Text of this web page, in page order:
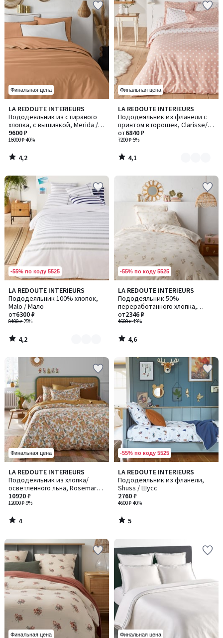
Финальная цена
LA REDOUTE INTERIEURS
Пододеяльник из стираного
хлопка, с вышивкой, Merida /
Мерида
16000 ₽-40%
9600 ₽
4,2
/ 5
4,2
/
Финальная цена
LA REDOUTE INTERIEURS
Пододеяльник из фланели с
принтом в горошек, Clarisse/
Кларисс
7200 ₽-5%
от6840 ₽
4,1
/ 5
Количество
цветов:
2
4,1
/
-55% по коду 5525
LA REDOUTE INTERIEURS
Пододеяльник 100% хлопок,
Malo / Мало
8400 ₽-25%
от6300 ₽
4,2
/ 5
Количество
цветов:
2
4,2
/
-55% по коду 5525
LA REDOUTE INTERIEURS
Пододеяльник 50%
переработанного хлопка,
Camomille / Камомиль
4600 ₽-49%
от2346 ₽
4,6
/ 5
4,6
/
Финальная цена
LA REDOUTE INTERIEURS
Пододеяльник из хлопка/
осветленного льна, Rosemary /
Розмари
12000 ₽-9%
10920 ₽
4
/
5
4
/
-55% по коду 5525
LA REDOUTE INTERIEURS
Пододеяльник из фланели,
Shuss / Шусс
4600 ₽-40%
2760 ₽
5
/
5
5
/
Финальная цена Финальная цена